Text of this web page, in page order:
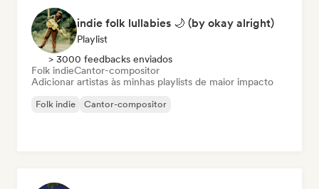
indie folk lullabies 🌙 (by okay alright)
Playlist
> 3000 feedbacks enviados
Folk indieCantor-compositor
Adicionar artistas às minhas playlists de maior impacto
Folk indie Cantor-compositor